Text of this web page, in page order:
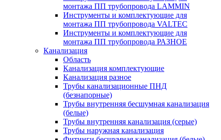
монтажа ПП трубопровода LAMMIN
Инструменты и комплектующие для
монтажа ПП трубопровода VALTEC
Инструменты и комплектующие для
монтажа ПП трубопровода РАЗНОЕ
Канализация
Область
Канализация комплектующие
Канализация разное
Трубы канализационные ПНД
(безнапорные)
Трубы внутренняя бесшумная канализация
(белые)
Трубы внутренняя канализация (серые)
Трубы наружная канализация